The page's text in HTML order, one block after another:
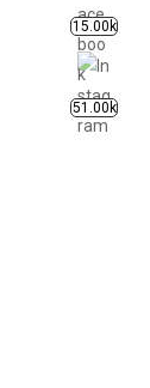
15.00k
51.00k